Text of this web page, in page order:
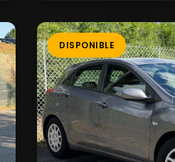
DISPONIBLE